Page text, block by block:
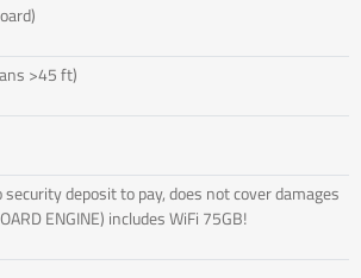
>45 ft)
deposit to pay, does not cover damages
ENGINE) includes WiFi 75GB!